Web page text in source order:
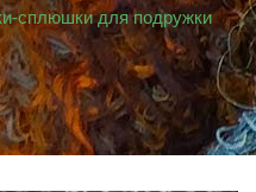
сплюшки для подружки